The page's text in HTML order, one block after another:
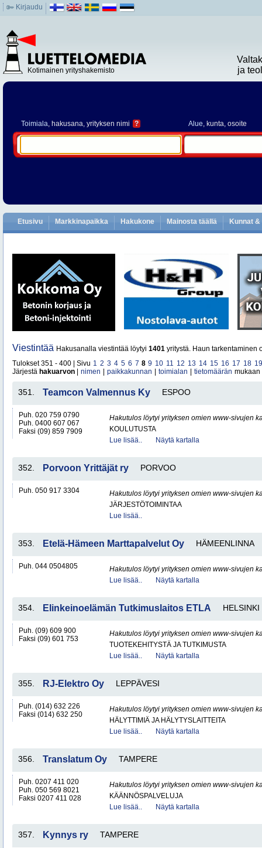
Kirjaudu
Kotimainen yrityshakemisto
ja
Toimiala, hakusana, yrityksen nimi ? Alue, kunta, osoite
Etusivu Markkinapaikka Hakukone Mainosta täällä Kunnat
Viestintää Hakusanalla viestintää löytyi 1401 yritystä. Haun tarkentaminen
Tulokset 351 - 400 | Sivu 1 2 3 4 5 6 7 8 9 10 11 12 13 14 15 16 17 18 19
Järjestä hakuarvon nimen paikkakunnan toimialan tietomäärän mukaan
351. Teamcon Valmennus Ky ESPOO
Puh. 020 759 0790
Puh. 0400 607 067
Faksi (09) 859 7909
Hakutulos löytyi yrityksen omien www-sivujen
KOULUTUSTA
Lue lisää..
Näytä kartalla
352. Porvoon Yrittäjät ry PORVOO
Puh. 050 917 3304
Hakutulos löytyi yrityksen omien www-sivujen
JÄRJESTÖTOIMINTAA
Lue lisää..
353. Etelä-Hämeen Marttapalvelut Oy HÄMEENLINNA
Puh. 044 0504805
Hakutulos löytyi yrityksen omien www-sivujen
Lue lisää..
Näytä kartalla
354. Elinkeinoelämän Tutkimuslaitos ETLA HELSINKI
Puh. (09) 609 900
Faksi (09) 601 753
Hakutulos löytyi yrityksen omien www-sivujen
TUOTEKEHITYSTÄ JA TUTKIMUSTA
Lue lisää..
Näytä kartalla
355. RJ-Elektro Oy LEPPÄVESI
Puh. (014) 632 226
Faksi (014) 632 250
Hakutulos löytyi yrityksen omien www-sivujen
HÄLYTTIMIÄ JA HÄLYTYSLAITTEITA
Lue lisää..
Näytä kartalla
356. Translatum Oy TAMPERE
Puh. 0207 411 020
Puh. 050 569 8021
Faksi 0207 411 028
Hakutulos löytyi yrityksen omien www-sivujen
KÄÄNNÖSPALVELUJA
Lue lisää..
Näytä kartalla
357. Kynnys ry TAMPERE